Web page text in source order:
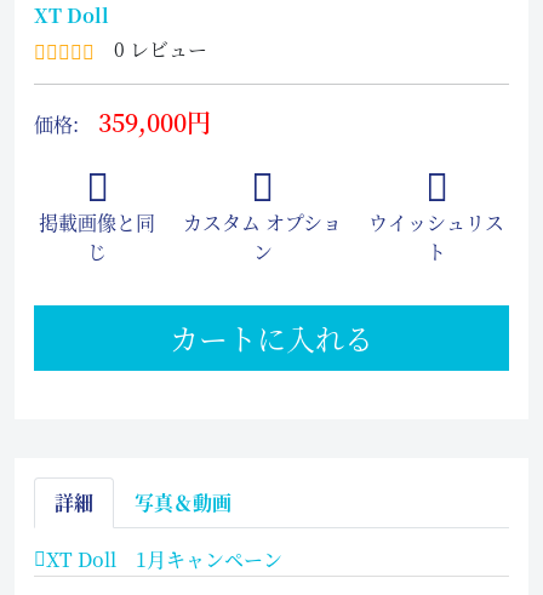
XT Doll
0 レビュー
価格: 359,000円
掲載画像と同
じ
カスタム オプショ
ン
ウイッシュリス
ト
カートに入れる
詳細 写真＆動画
XT Doll 1月キャンペーン